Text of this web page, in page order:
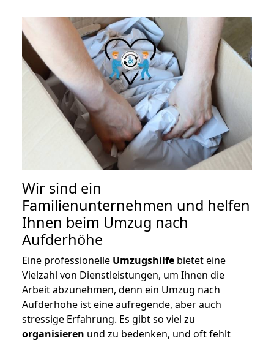
Wir sind ein
Familienunternehmen und helfen
Ihnen beim Umzug nach
Aufderhöhe
Eine professionelle Umzugshilfe bietet eine
Vielzahl von Dienstleistungen, um Ihnen die
Arbeit abzunehmen, denn ein Umzug nach
Aufderhöhe ist eine aufregende, aber auch
stressige Erfahrung. Es gibt so viel zu
organisieren und zu bedenken, und oft fehlt